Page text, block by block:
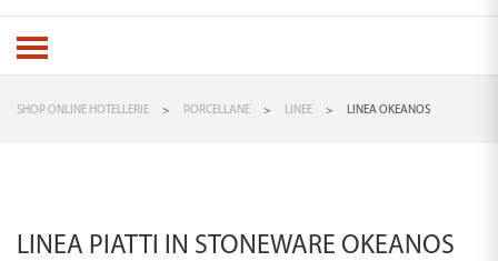
SHOP ONLINE HOTELLERIE > PORCELLANE > LINEE > LINEA OKEANOS
LINEA PIATTI IN STONEWARE OKEANOS